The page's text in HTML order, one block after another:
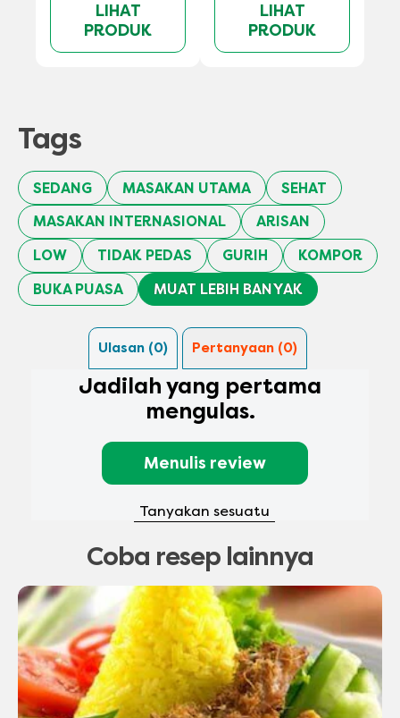
LIHAT
PRODUK
LIHAT
PRODUK
Tags
SEDANG MASAKAN UTAMA
SEHAT
MASAKAN INTERNASIONAL
ARISAN
LOW
TIDAK PEDAS GURIH
KOMPOR
BUKA PUASA
MUAT LEBIH BANYAK
Ulasan (0) Pertanyaan (0)
Jadilah yang pertama
mengulas.
Menulis review
Tanyakan sesuatu
Coba resep lainnya